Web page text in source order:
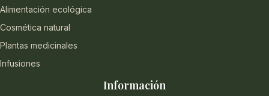
Alimentación ecológica
Cosmética natural
Plantas medicinales
Infusiones
Información